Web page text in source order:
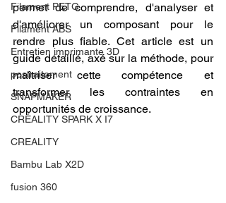
Filament PETG
Filament ABS
Entretien imprimante 3D
postraitement
SNAPMAKER
CRÉALITY SPARK X I7
CREALITY
Bambu Lab X2D
fusion 360
permet de comprendre, d'analyser et
d'améliorer un composant pour le
rendre plus fiable. Cet article est un
guide détaillé, axé sur la méthode, pour
maîtriser cette compétence et
transformer les contraintes en
opportunités de croissance.